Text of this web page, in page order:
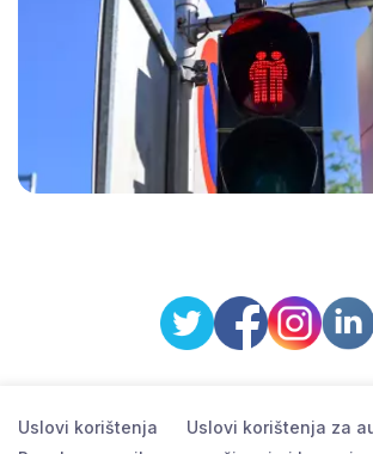
Uslovi korištenja
Uslovi korištenja za